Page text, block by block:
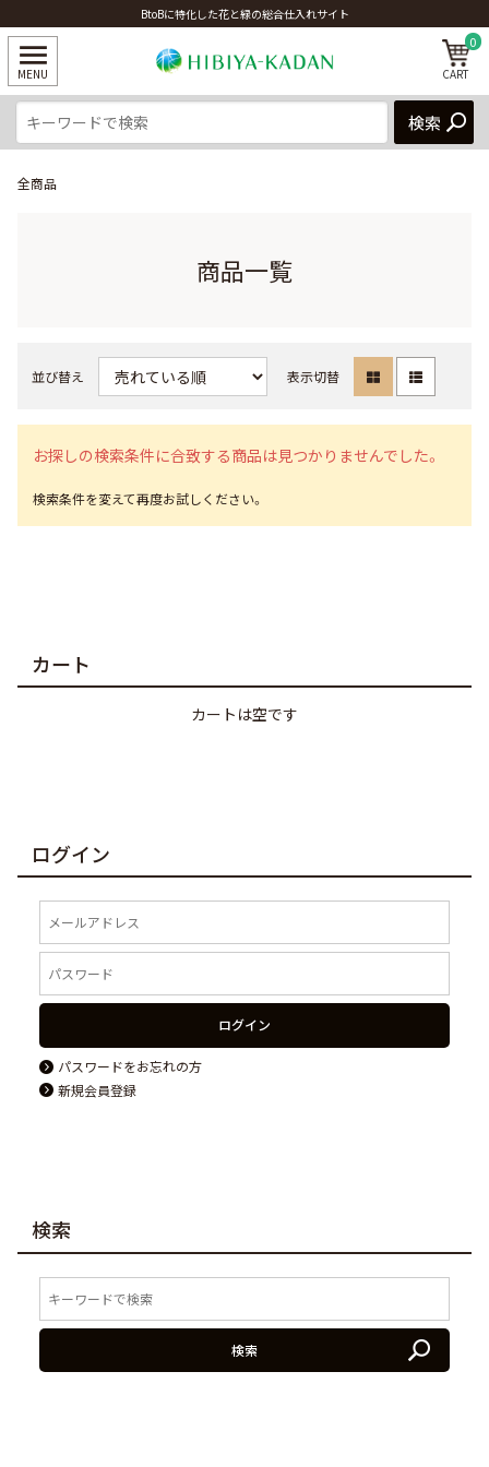
0
BtoBに特化した花と緑の総合仕入れサイト
全商品
商品一覧
並び替え 表示切替
お探しの検索条件に合致する商品は見つかりませんでした。
カート
カートは空です
ログイン
ログイン
パスワードをお忘れの方
新規会員登録
検索
検索